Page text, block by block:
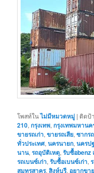
โพสท์ในไม่มีหมวดหมู่ | ติดป้
210,กรุงเทพ,กรุงเทพมหานค
ขายรถเก่า,ขายรถเสีย,ซากร
ทั่วประเทศ,นครนายก,นครป
นาน,รถอุบัติเหตุ,รับซื้อbenz
รถเบนซ์เก่า,รับซื้อเบนซ์เก่า,
สมุทรสาคร,สิงห์บุรี, อยากขา